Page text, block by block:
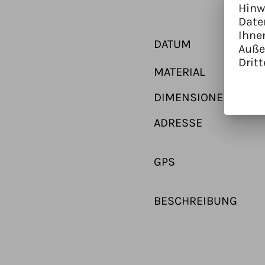
DATUM
MATERIAL
DIMENSIONEN
ADRESSE
GPS
BESCHREIBUNG